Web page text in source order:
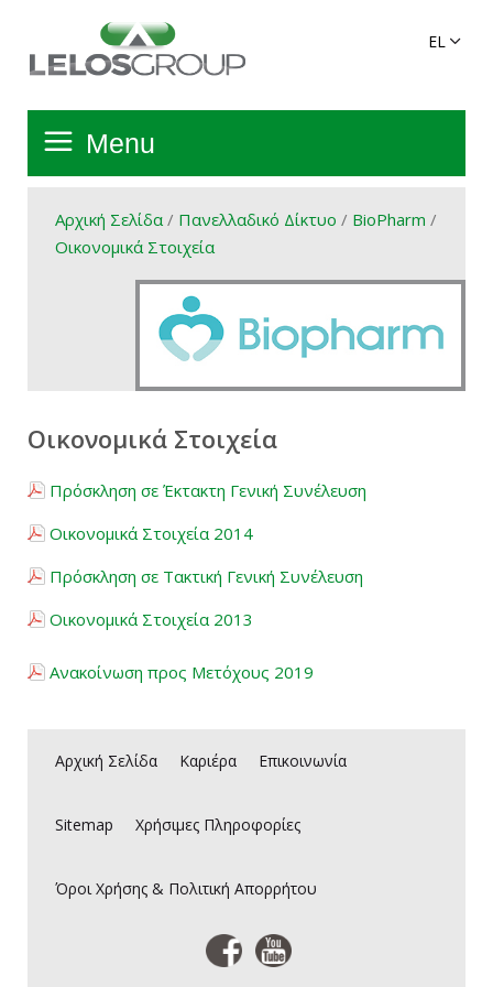
Menu
Αρχική Σελίδα
Νέα
Επικοινωνία
Είσοδος Πελατών
Αρχική Σελίδα/ Πανελλαδικό Δίκτυο / BioPharm /
Οικονομικά Στοιχεία
Οικονομικά Στοιχεία
Πρόσκληση σε Έκτακτη Γενική Συνέλευση
Οικονομικά Στοιχεία 2014
Πρόσκληση σε Τακτική Γενική Συνέλευση
Οικονομικά Στοιχεία 2013
Ανακοίνωση προς Μετόχους 2019
Αρχική Σελίδα Καριέρα Επικοινωνία
Sitemap Χρήσιμες Πληροφορίες
Όροι Χρήσης & Πολιτική Απορρήτου